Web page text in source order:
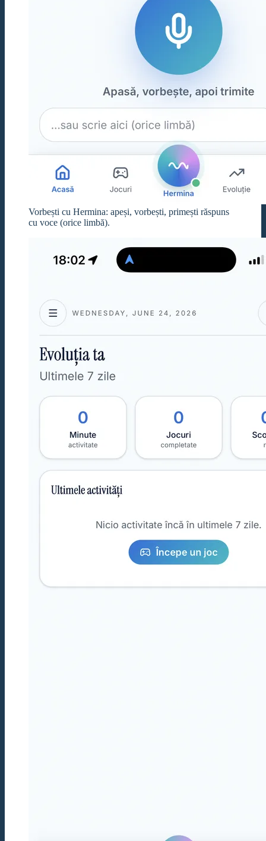
Vorbești cu Hermina: apeși, vorbești, primești răspuns
cu voce (orice limbă).